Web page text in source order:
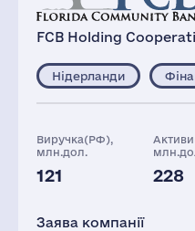
FCB Holding
Нідерланди
Виручка(РФ),
млн.дол.
121 228
Заява компанії